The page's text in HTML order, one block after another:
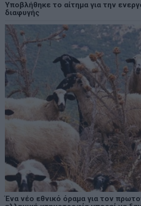
Υποβλήθηκε το αίτημα για την
διαφυγής
Ένα νέο εθνικό όραμα για τον